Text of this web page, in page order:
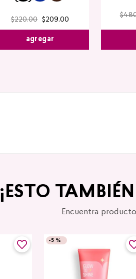
$220.00 $209.00
agregar
$
¡ESTO
Encuentra
-5 %